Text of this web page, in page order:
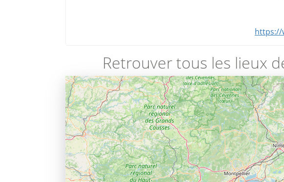
https://
Retrouver tous les lieux